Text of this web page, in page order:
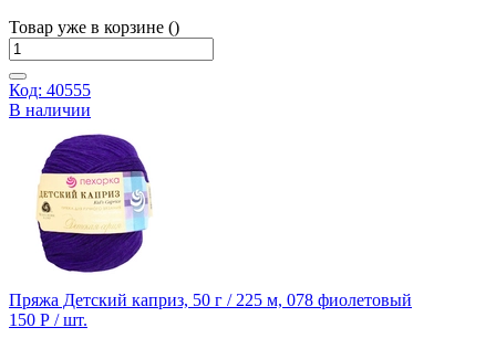
Товар уже в корзине ()
Код: 40555
В наличии
Пряжа Детский каприз, 50 г / 225 м, 078 фиолетовый
150 Р / шт.